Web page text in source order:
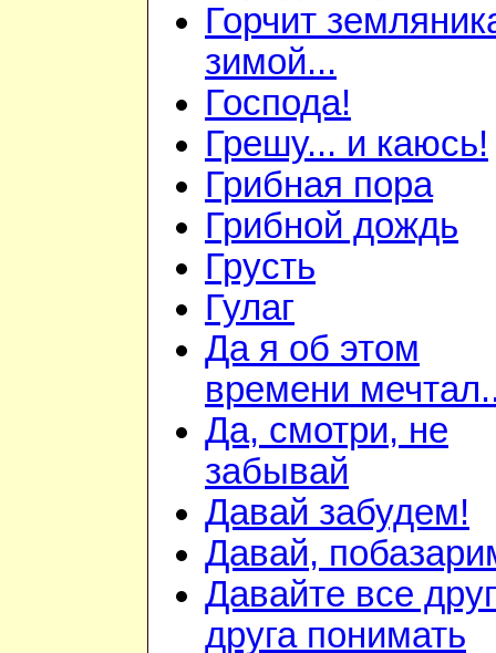
Горчит
зимой...
Господа!
Грешу... и каюсь!
Грибная пора
Грибной дождь
Грусть
Гулаг
Да я об этом
времени
Да, смотри, не
забывай
Давай забудем!
Давай,
Давайте все друг
друга понимать